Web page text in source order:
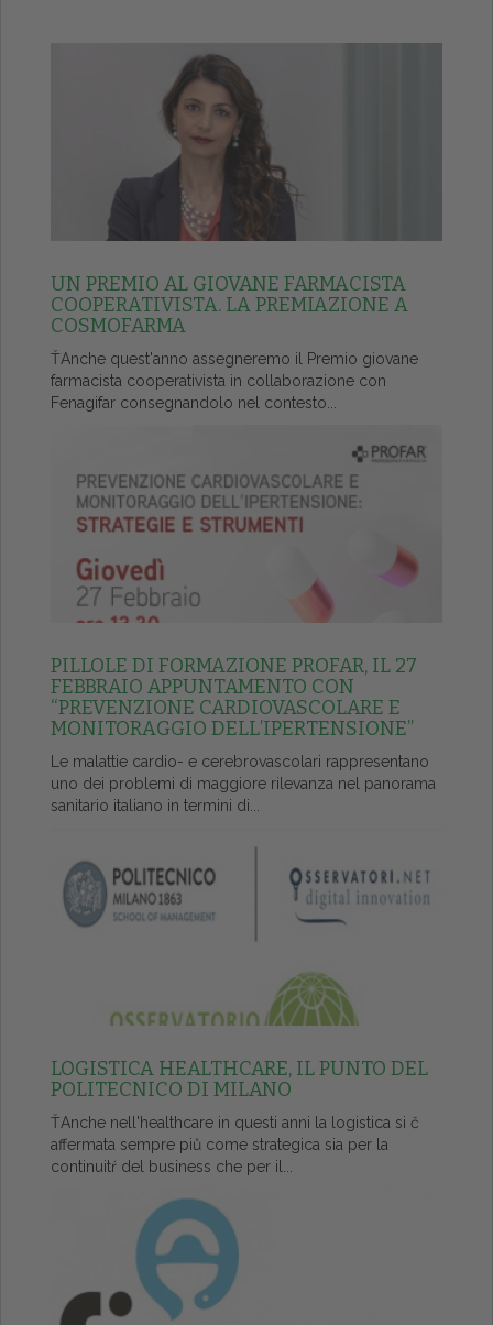
UN PREMIO AL GIOVANE FARMACISTA
COOPERATIVISTA. LA PREMIAZIONE A
COSMOFARMA
ŤAnche quest'anno assegneremo il Premio giovane
farmacista cooperativista in collaborazione con
Fenagifar consegnandolo nel contesto...
PILLOLE DI FORMAZIONE PROFAR, IL 27
FEBBRAIO APPUNTAMENTO CON
“PREVENZIONE CARDIOVASCOLARE E
MONITORAGGIO DELL’IPERTENSIONE”
Le malattie cardio- e cerebrovascolari rappresentano
uno dei problemi di maggiore rilevanza nel panorama
sanitario italiano in termini di...
LOGISTICA HEALTHCARE, IL PUNTO DEL
POLITECNICO DI MILANO
ŤAnche nell'healthcare in questi anni la logistica si č
affermata sempre piů come strategica sia per la
continuitŕ del business che per il...